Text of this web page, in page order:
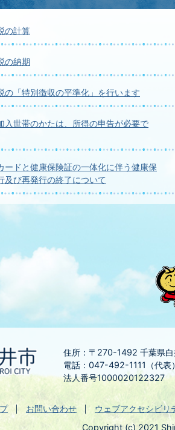
の計算
の納期
の「特別徴収の平準化」を行います
入世帯のかたは、所得の申告が必要で
ードと健康保険証の一体化に伴う健康保
及び再発行の終了について
住所：〒270-1492 千葉県
電話：047-492-1111（代表）
法人番号1000020122327
お問い合わせ ウェブアクセシビリ
Copyright (c) 2021